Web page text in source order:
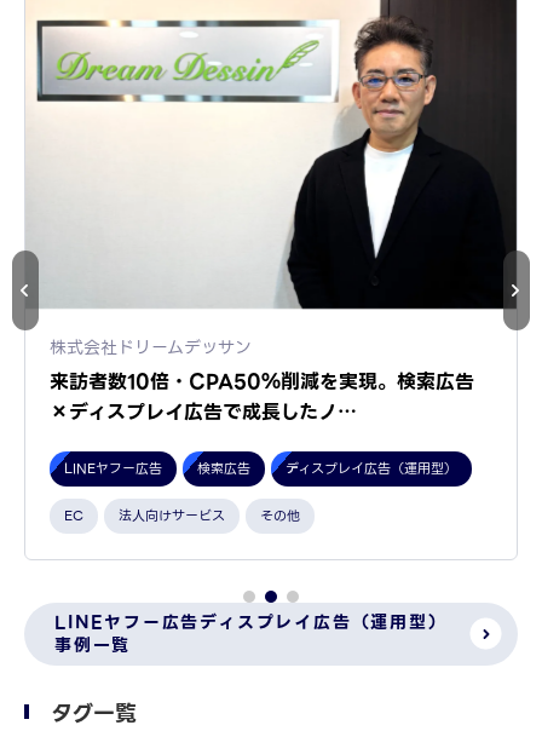
株式会社ドリームデッサン
来訪者数10倍・CPA50％削減を実現。検索広告
×ディスプレイ広告で成長したノ…
LINEヤフー広告 検索広告 ディスプレイ広告（運用型）
EC 法人向けサービス その他
LINEヤフー広告ディスプレイ広告（運用型）
事例一覧
タグ一覧